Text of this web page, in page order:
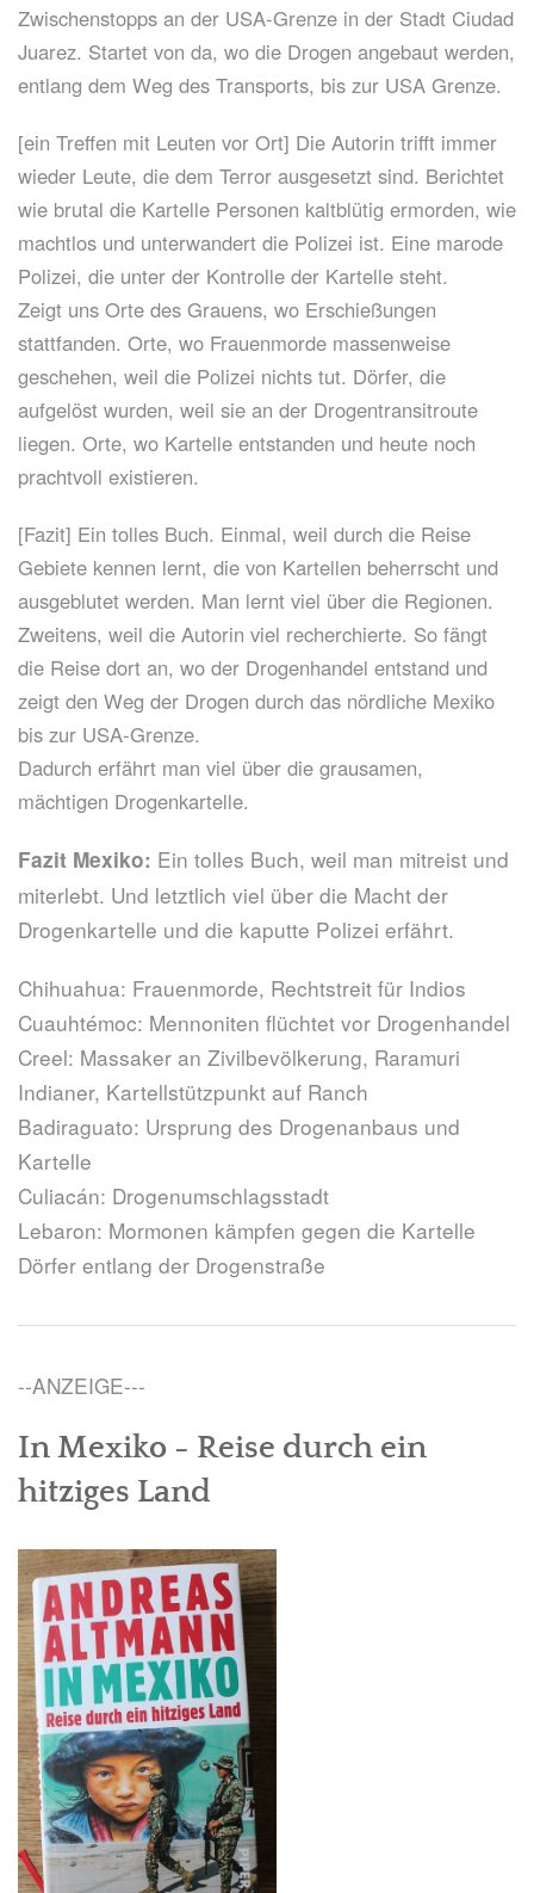
Zwischenstopps an der USA-Grenze in der Stadt Ciudad
Juarez. Startet von da, wo die Drogen angebaut werden,
entlang dem Weg des Transports, bis zur USA Grenze.
[ein Treffen mit Leuten vor Ort] Die Autorin trifft immer
wieder Leute, die dem Terror ausgesetzt sind. Berichtet
wie brutal die Kartelle Personen kaltblütig ermorden, wie
machtlos und unterwandert die Polizei ist. Eine marode
Polizei, die unter der Kontrolle der Kartelle steht.
Zeigt uns Orte des Grauens, wo Erschießungen
stattfanden. Orte, wo Frauenmorde massenweise
geschehen, weil die Polizei nichts tut. Dörfer, die
aufgelöst wurden, weil sie an der Drogentransitroute
liegen. Orte, wo Kartelle entstanden und heute noch
prachtvoll existieren.
[Fazit] Ein tolles Buch. Einmal, weil durch die Reise
Gebiete kennen lernt, die von Kartellen beherrscht und
ausgeblutet werden. Man lernt viel über die Regionen.
Zweitens, weil die Autorin viel recherchierte. So fängt
die Reise dort an, wo der Drogenhandel entstand und
zeigt den Weg der Drogen durch das nördliche Mexiko
bis zur USA-Grenze.
Dadurch erfährt man viel über die grausamen,
mächtigen Drogenkartelle.
Fazit Mexiko: Ein tolles Buch, weil man mitreist und
miterlebt. Und letztlich viel über die Macht der
Drogenkartelle und die kaputte Polizei erfährt.
Chihuahua: Frauenmorde, Rechtstreit für Indios
Cuauhtémoc: Mennoniten flüchtet vor Drogenhandel
Creel: Massaker an Zivilbevölkerung, Raramuri
Indianer, Kartellstützpunkt auf Ranch
Badiraguato: Ursprung des Drogenanbaus und
Kartelle
Culiacán: Drogenumschlagsstadt
Lebaron: Mormonen kämpfen gegen die Kartelle
Dörfer entlang der Drogenstraße
--ANZEIGE---
In Mexiko - Reise durch ein
hitziges Land